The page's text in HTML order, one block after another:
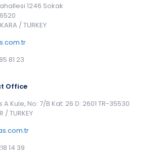
1246 Sokak
/ TURKEY
81 23
Office
Kule, No: 7/B Kat: 26 D: 2601 TR-35530
/ TURKEY
14 39